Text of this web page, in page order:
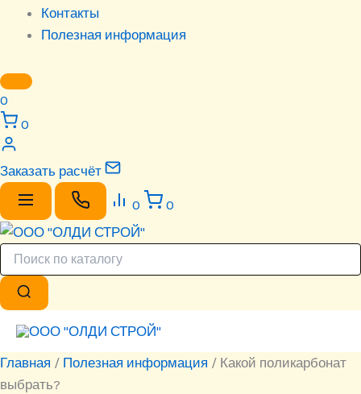
Контакты
Полезная информация
0
0
Заказать расчёт
0 0
Главная / Полезная информация / Какой поликарбонат
выбрать?